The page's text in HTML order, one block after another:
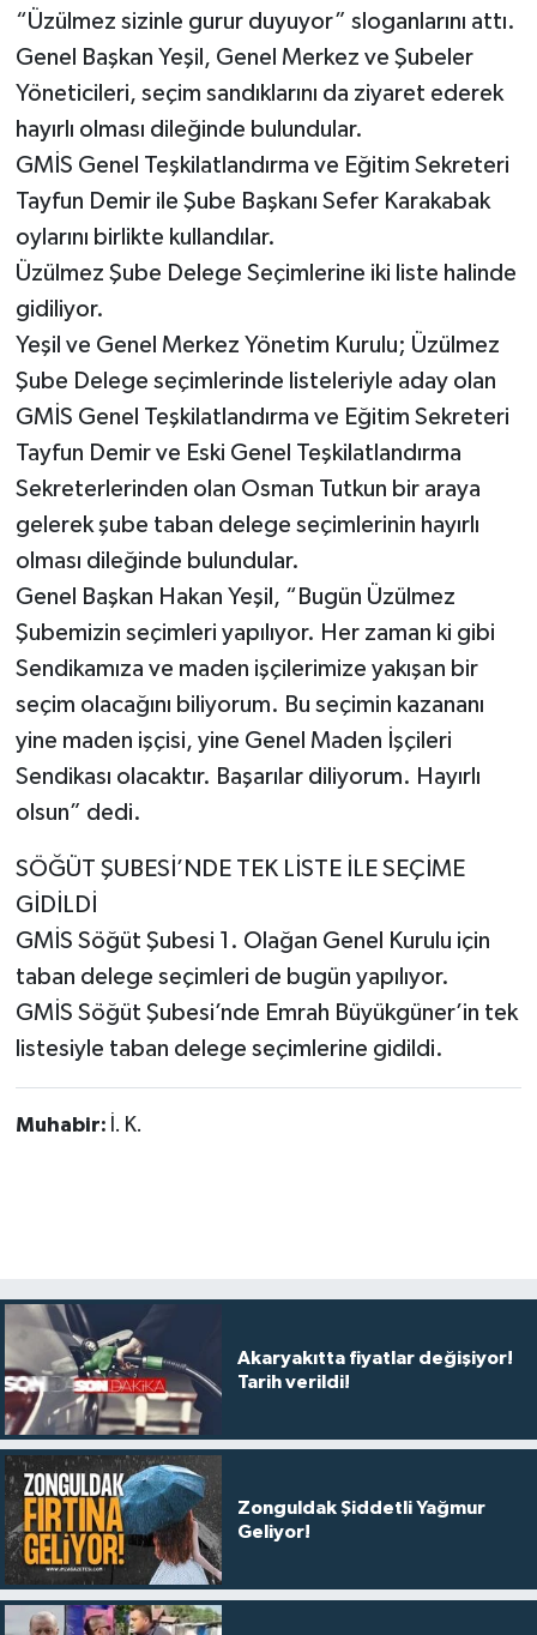
“Üzülmez sizinle gurur duyuyor” sloganlarını attı.
Genel Başkan Yeşil, Genel Merkez ve Şubeler
Yöneticileri, seçim sandıklarını da ziyaret ederek
hayırlı olması dileğinde bulundular.
GMİS Genel Teşkilatlandırma ve Eğitim Sekreteri
Tayfun Demir ile Şube Başkanı Sefer Karakabak
oylarını birlikte kullandılar.
Üzülmez Şube Delege Seçimlerine iki liste halinde
gidiliyor.
Yeşil ve Genel Merkez Yönetim Kurulu; Üzülmez
Şube Delege seçimlerinde listeleriyle aday olan
GMİS Genel Teşkilatlandırma ve Eğitim Sekreteri
Tayfun Demir ve Eski Genel Teşkilatlandırma
Sekreterlerinden olan Osman Tutkun bir araya
gelerek şube taban delege seçimlerinin hayırlı
olması dileğinde bulundular.
Genel Başkan Hakan Yeşil, “Bugün Üzülmez
Şubemizin seçimleri yapılıyor. Her zaman ki gibi
Sendikamıza ve maden işçilerimize yakışan bir
seçim olacağını biliyorum. Bu seçimin kazananı
yine maden işçisi, yine Genel Maden İşçileri
Sendikası olacaktır. Başarılar diliyorum. Hayırlı
olsun” dedi.
SÖĞÜT ŞUBESİ’NDE TEK LİSTE İLE SEÇİME
GİDİLDİ
GMİS Söğüt Şubesi 1. Olağan Genel Kurulu için
taban delege seçimleri de bugün yapılıyor.
GMİS Söğüt Şubesi’nde Emrah Büyükgüner’in tek
listesiyle taban delege seçimlerine gidildi.
Muhabir: İ. K.
Akaryakıtta fiyatlar değişiyor!
Tarih verildi!
Zonguldak Şiddetli Yağmur
Geliyor!